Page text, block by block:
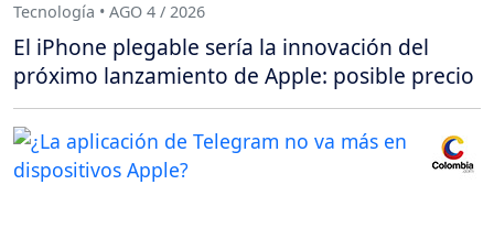
Tecnología • AGO 4 / 2026
El iPhone plegable sería la innovación del
próximo lanzamiento de Apple: posible precio